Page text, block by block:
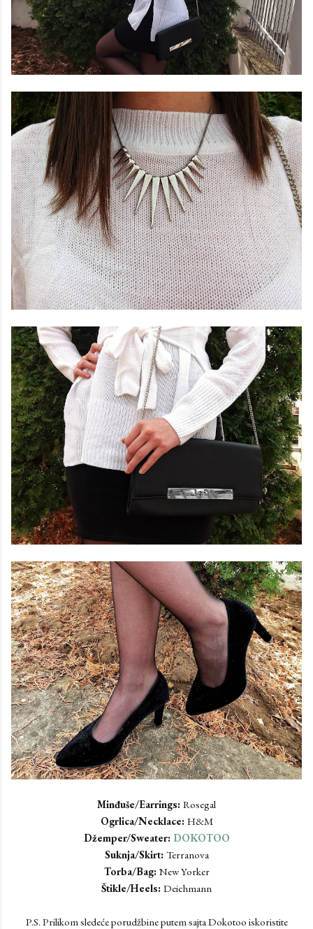
Minđuše/Earrings: Rosegal
Ogrlica/Necklace: H&M
Džemper/Sweater: DOKOTOO
Suknja/Skirt: Terranova
Torba/Bag: New Yorker
Štikle/Heels: Deichmann
P.S. Prilikom sledeće porudžbine putem sajta Dokotoo iskoristite